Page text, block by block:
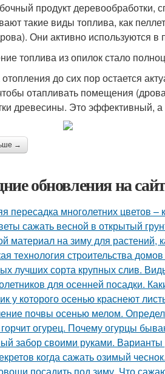
продукт деревообработки,
такие виды топлива, как
Они активно используются
топлива из опилок стало
до сих пор остается
отапливать помещения
древесины. Это эффективный, а
→
обновления на
пересадка многолетних цветов –
сажать весной в открытый
материал на зиму для растений,
технология строительства
лучших сорта крупных слив.
для осенней посадки.
у которого осенью краснеют
почвы осенью мелом.
огурец. Почему огурцы
забор своими руками.
когда сажать озимый